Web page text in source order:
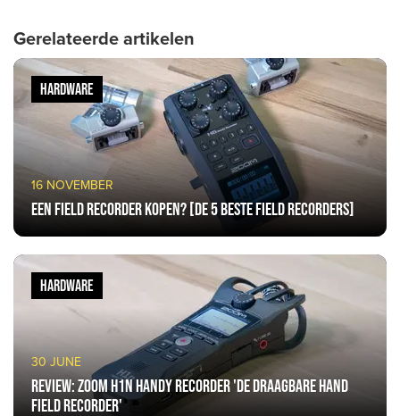
Gerelateerde artikelen
16 NOVEMBER
Een field recorder kopen? [De 5 beste field recorders]
HARDWARE
30 JUNE
Review: Zoom H1n Handy Recorder 'de draagbare hand
field recorder'
HARDWARE